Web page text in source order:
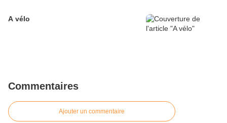
A vélo
Commentaires
Ajouter un commentaire